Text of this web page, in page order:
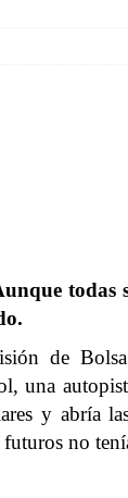
todas
de
una
y abría
no